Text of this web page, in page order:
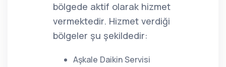
bölgede aktif olarak hizmet
vermektedir. Hizmet verdiği
bölgeler şu şekildedir:
Aşkale Daikin Servisi